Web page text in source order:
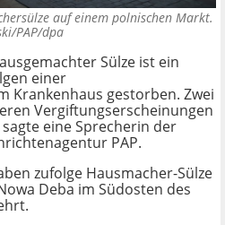
auf einem polnischen Markt.
PAP/dpa
Sülze ist ein
einer
Krankenhaus gestorben. Zwei
Vergiftungserscheinungen
eine Sprecherin der
PAP.
zufolge Hausmacher-Sülze
Deba im Südosten des